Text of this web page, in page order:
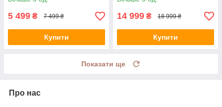
5 499 ₴ 7 499 ₴
Купити
14 999 ₴ 18 999 ₴
Купити
Показати ще
Про нас